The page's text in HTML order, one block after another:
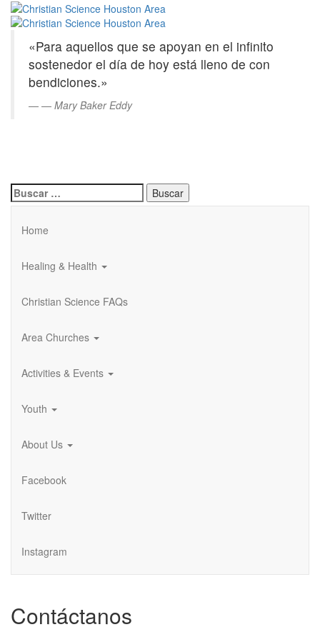
Saltar
principal
Christian
Science
Houston
Area
«Para aquellos que se apoyan en el infinito
sostenedor el día de hoy está lleno de con
bendiciones.»
— Mary Baker Eddy
Buscar:
Home
Healing & Health
Christian Science FAQs
Area Churches
Activities & Events
Youth
About Us
Facebook
Twitter
Instagram
Contáctanos